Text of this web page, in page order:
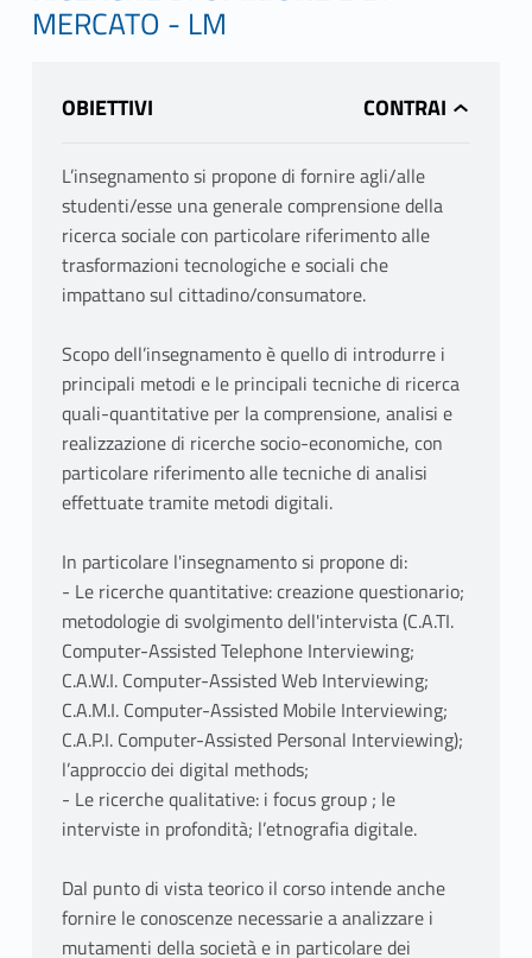
MERCATO - LM
OBIETTIVI
L’insegnamento si propone di fornire agli/alle
studenti/esse una generale comprensione della
ricerca sociale con particolare riferimento alle
trasformazioni tecnologiche e sociali che
impattano sul cittadino/consumatore.
Scopo dell’insegnamento è quello di introdurre i
principali metodi e le principali tecniche di ricerca
quali-quantitative per la comprensione, analisi e
realizzazione di ricerche socio-economiche, con
particolare riferimento alle tecniche di analisi
effettuate tramite metodi digitali.
In particolare l'insegnamento si propone di:
- Le ricerche quantitative: creazione questionario;
metodologie di svolgimento dell'intervista (C.A.TI.
Computer-Assisted Telephone Interviewing;
C.A.W.I. Computer-Assisted Web Interviewing;
C.A.M.I. Computer-Assisted Mobile Interviewing;
C.A.P.I. Computer-Assisted Personal Interviewing);
l’approccio dei digital methods;
- Le ricerche qualitative: i focus group ; le
interviste in profondità; l’etnografia digitale.
Dal punto di vista teorico il corso intende anche
fornire le conoscenze necessarie a analizzare i
mutamenti della società e in particolare dei